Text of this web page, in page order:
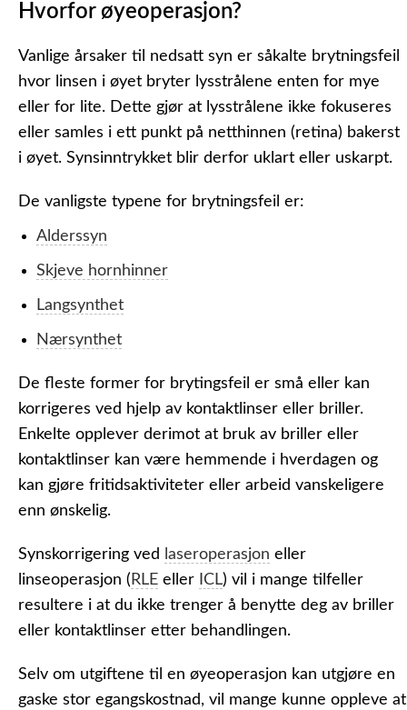
Hvorfor øyeoperasjon?
Vanlige årsaker til nedsatt syn er såkalte brytningsfeil
hvor linsen i øyet bryter lysstrålene enten for mye
eller for lite. Dette gjør at lysstrålene ikke fokuseres
eller samles i ett punkt på netthinnen (retina) bakerst
i øyet. Synsinntrykket blir derfor uklart eller uskarpt.
De vanligste typene for brytningsfeil er:
Alderssyn
Skjeve hornhinner
Langsynthet
Nærsynthet
De fleste former for brytingsfeil er små eller kan
korrigeres ved hjelp av kontaktlinser eller briller.
Enkelte opplever derimot at bruk av briller eller
kontaktlinser kan være hemmende i hverdagen og
kan gjøre fritidsaktiviteter eller arbeid vanskeligere
enn ønskelig.
Synskorrigering ved laseroperasjon eller
linseoperasjon ( RLE eller ICL) vil i mange tilfeller
resultere i at du ikke trenger å benytte deg av briller
eller kontaktlinser etter behandlingen.
Selv om utgiftene til en øyeoperasjon kan utgjøre en
gaske stor egangskostnad, vil mange kunne oppleve at